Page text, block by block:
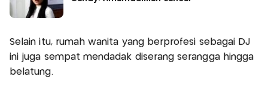
Selain itu, rumah wanita yang berprofesi sebagai DJ
ini juga sempat mendadak diserang serangga hingga
belatung.